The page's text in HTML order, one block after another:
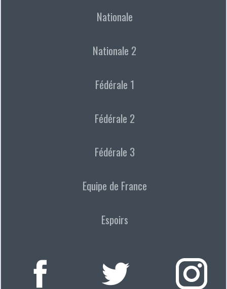
Nationale
Nationale 2
Fédérale 1
Fédérale 2
Fédérale 3
Equipe de France
Espoirs